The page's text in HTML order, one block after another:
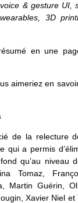
& gesture UI,
3D
en une
aimeriez en
de la relecture
qui a permis
qu’au niveau
Tomaz,
Martin Guérin,
Xavier Niel